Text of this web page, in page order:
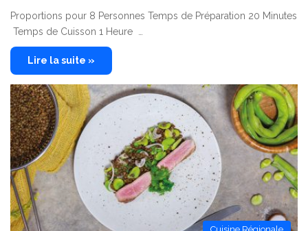
Proportions pour 8 Personnes Temps de Préparation 20 Minutes
Temps de Cuisson 1 Heure …
Lire la suite »